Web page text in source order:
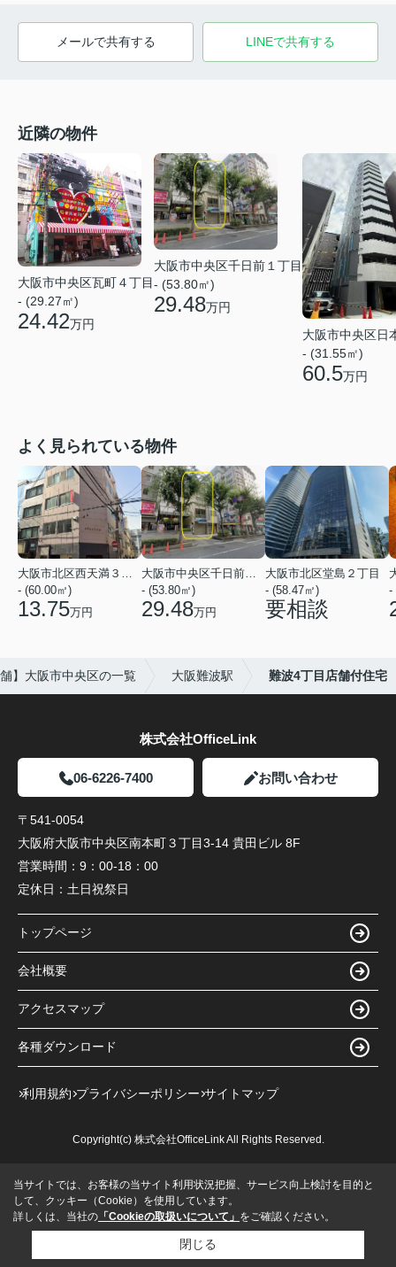
メールで共有する LINEで共有する
近隣の物件
大阪市中央区瓦町４丁目
- (29.27㎡)
24.42万円
大阪市中央区千日前１丁目
- (53.80㎡)
29.48万円
大阪市中央区日
- (31.55㎡)
60.5万円
よく見られている物件
- (60.00㎡)
13.75万円
- (53.80㎡)
29.48万円
大阪市北区堂島２丁目
- (58.47㎡)
要相談
-
】大阪市中央区の一覧 大阪難波駅 難波4丁目店舗付住宅
株式会社OfficeLink
06-6226-7400 お問い合わせ
〒541-0054
大阪府大阪市中央区南本町３丁目3-14 貴田ビル 8F
営業時間： 9：00-18：00
定休日： 土日祝祭日
トップページ
会社概要
アクセスマップ
各種ダウンロード
利用規約 プライバシーポリシー サイトマップ
Copyright(c) 株式会社OfficeLink All Rights Reserved.
当サイトでは、お客様の当サイト利用状況把握、サービス向上検討を目的と
して、クッキー（Cookie）を使用しています。
詳しくは、当社の 「Cookieの取扱いについて」 をご確認ください。
閉じる